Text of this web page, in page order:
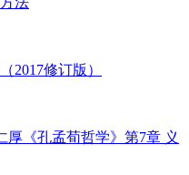
2017修订版）
厚《孔孟荀哲学》第7章 义